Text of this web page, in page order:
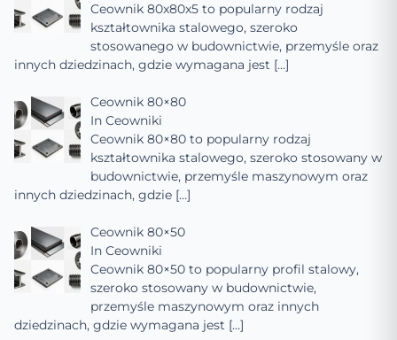
Ceownik 80x80x5 to popularny rodzaj
kształtownika stalowego, szeroko
stosowanego w budownictwie, przemyśle oraz
innych dziedzinach, gdzie wymagana jest […]
Ceownik 80×80
In Ceowniki
Ceownik 80×80 to popularny rodzaj
kształtownika stalowego, szeroko stosowany w
budownictwie, przemyśle maszynowym oraz
innych dziedzinach, gdzie […]
Ceownik 80×50
In Ceowniki
Ceownik 80×50 to popularny profil stalowy,
szeroko stosowany w budownictwie,
przemyśle maszynowym oraz innych
dziedzinach, gdzie wymagana jest […]